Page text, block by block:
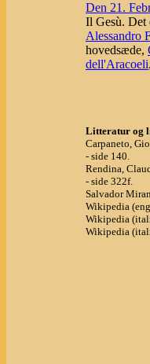
Den 21.
Il Gesù. Det
Alessandro
hovedsæde,
dell'Aracoeli,
Litteratur og
Carpaneto,
- side 140.
Rendina,
- side 322f.
Salvador
Wikipedia
Wikipedia
Wikipedia